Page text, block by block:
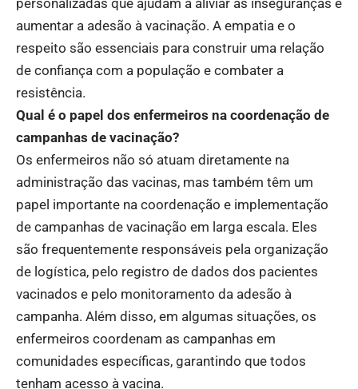
aumentar a adesão à vacinação. A empatia e o
respeito são essenciais para construir uma relação
de confiança com a população e combater a
resistência.
Qual é o papel dos enfermeiros na coordenação de
campanhas de vacinação?
Os enfermeiros não só atuam diretamente na
administração das vacinas, mas também têm um
papel importante na coordenação e implementação
de campanhas de vacinação em larga escala. Eles
são frequentemente responsáveis pela organização
de logística, pelo registro de dados dos pacientes
vacinados e pelo monitoramento da adesão à
campanha. Além disso, em algumas situações, os
enfermeiros coordenam as campanhas em
comunidades específicas, garantindo que todos
tenham acesso à vacina.